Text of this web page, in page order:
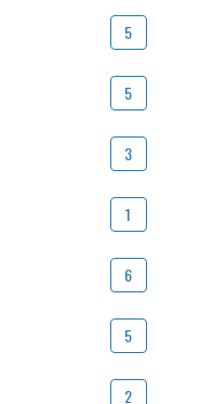
5
5
3
1
6
5
2